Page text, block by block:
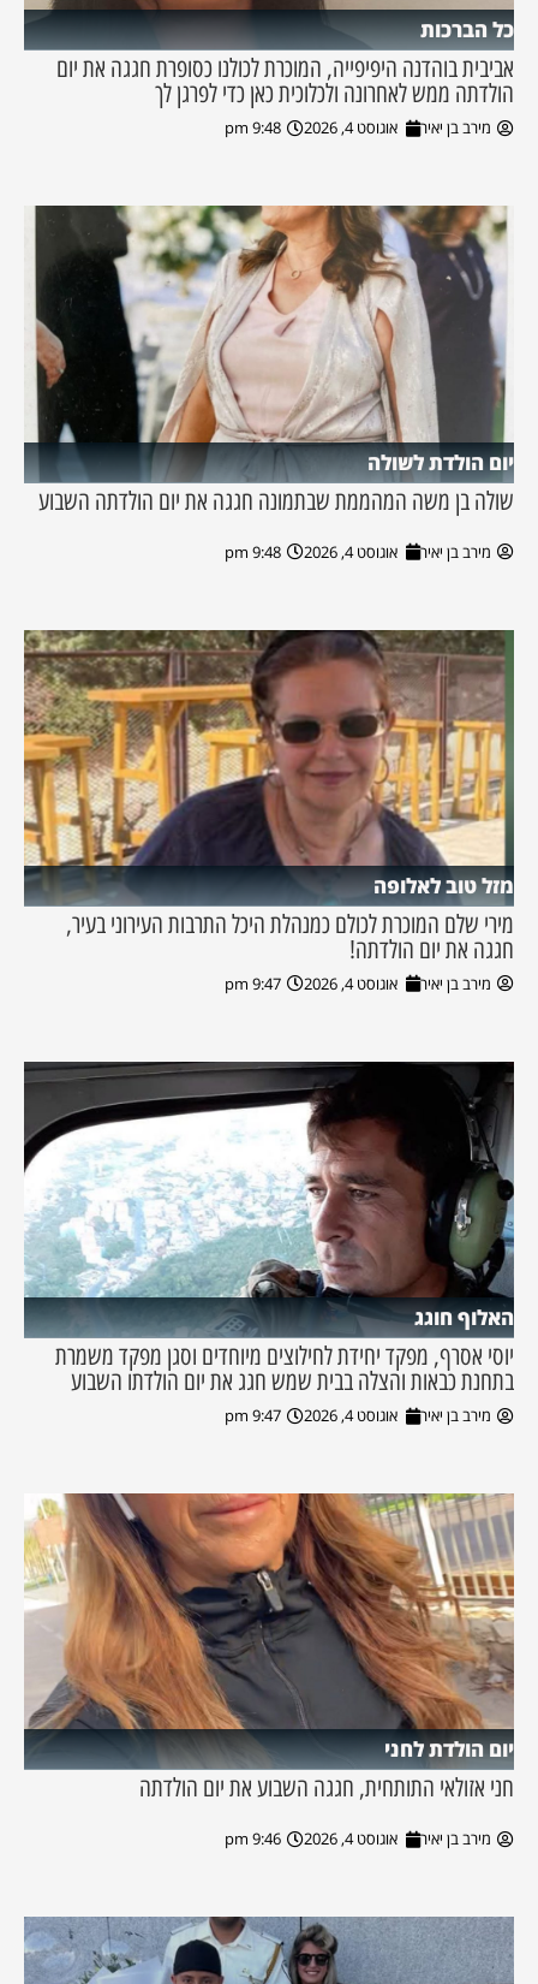
כל הברכות
אביבית בוהדנה היפיפייה, המוכרת לכולנו כסופרת חגגה את יום
הולדתה ממש לאחרונה ולכלוכית כאן כדי לפרגן לך
מירב בן יאיר אוגוסט 4, 2026 9:48 pm
יום הולדת לשולה
שולה בן משה המהממת שבתמונה חגגה את יום הולדתה השבוע
מירב בן יאיר אוגוסט 4, 2026 9:48 pm
מזל טוב לאלופה
מירי שלם המוכרת לכולם כמנהלת היכל התרבות העירוני בעיר,
חגגה את יום הולדתה!
מירב בן יאיר אוגוסט 4, 2026 9:47 pm
האלוף חוגג
יוסי אסרף, מפקד יחידת לחילוצים מיוחדים וסגן מפקד משמרת
בתחנת כבאות והצלה בבית שמש חגג את יום הולדתו השבוע
מירב בן יאיר אוגוסט 4, 2026 9:47 pm
יום הולדת לחני
חני אזולאי התותחית, חגגה השבוע את יום הולדתה
מירב בן יאיר אוגוסט 4, 2026 9:46 pm